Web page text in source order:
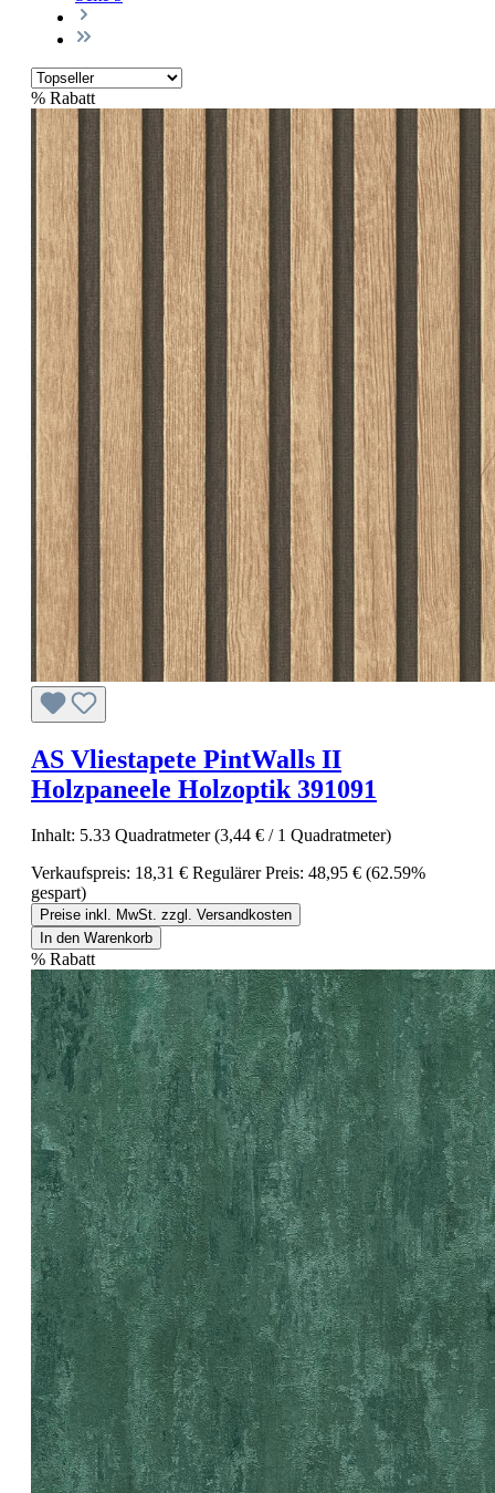
% Rabatt
AS Vliestapete PintWalls II
Holzpaneele Holzoptik 391091
Inhalt: 5.33 Quadratmeter(3,44 € / 1 Quadratmeter)
Verkaufspreis: 18,31 € Regulärer Preis: 48,95 € (62.59%
gespart)
Preise inkl. MwSt. zzgl. Versandkosten
In den Warenkorb
% Rabatt